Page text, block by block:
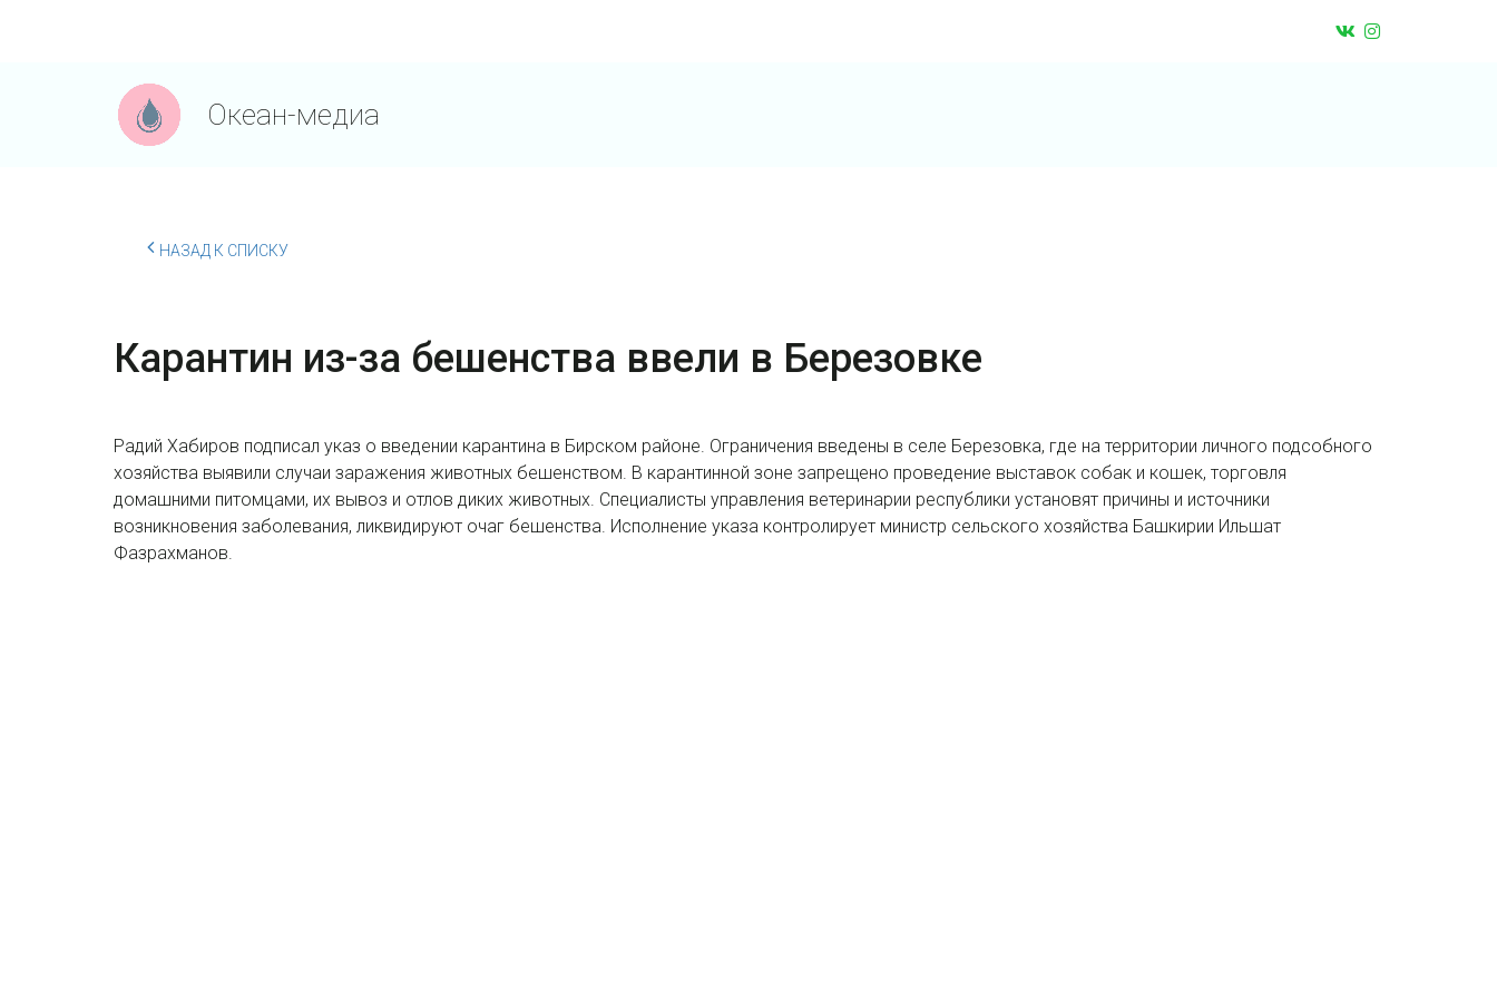
Океан-медиа
НАЗАД К СПИСКУ
Карантин из-за бешенства ввели в Березовке
Радий Хабиров подписал указ о введении карантина в Бирском районе. Ограничения введены в селе Березовка, где на территории личного подсобного
хозяйства выявили случаи заражения животных бешенством. В карантинной зоне запрещено проведение выставок собак и кошек, торговля
домашними питомцами, их вывоз и отлов диких животных. Специалисты управления ветеринарии республики установят причины и источники
возникновения заболевания, ликвидируют очаг бешенства. Исполнение указа контролирует министр сельского хозяйства Башкирии Ильшат
Фазрахманов.